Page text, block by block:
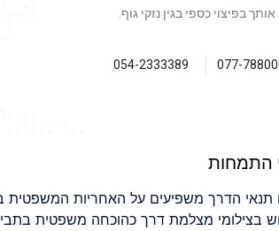
בפיצוי כספי בגין נזקי גוף.
077-
054-2333389
התמחות
הדרך משפיעים על האחריות המשפטית
בצילומי מצלמת דרך כהוכחה משפטית